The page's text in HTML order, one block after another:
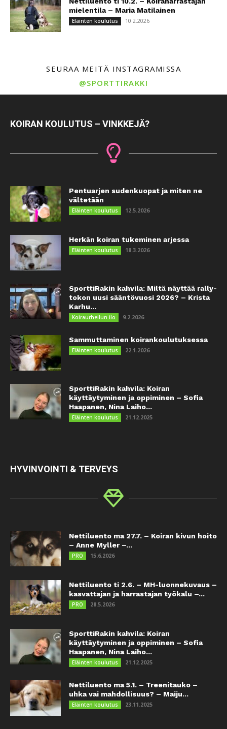
mielentila – Maria Matilainen
Eläinten koulutus 10.2.2026
SEURAA MEITÄ INSTAGRAMISSA
@SPORTTIRAKKI
KOIRAN KOULUTUS – VINKKEJÄ?
Pentuarjen sudenkuopat ja miten ne
vältetään
Eläinten koulutus 12.5.2026
Herkän koiran tukeminen arjessa
Eläinten koulutus 18.3.2026
SporttiRakin kahvila: Miltä näyttää rally-
tokon uusi sääntövuosi 2026? – Krista
Karhu...
Koiraurheilun ilo 9.2.2026
Sammuttaminen koirankoulutuksessa
Eläinten koulutus 22.1.2026
SporttiRakin kahvila: Koiran
käyttäytyminen ja oppiminen – Sofia
Haapanen, Nina Laiho...
Eläinten koulutus 21.12.2025
HYVINVOINTI & TERVEYS
Nettiluento ma 27.7. – Koiran kivun hoito
– Anne Myller –...
PRO 15.6.2026
Nettiluento ti 2.6. – MH-luonnekuvaus –
kasvattajan ja harrastajan työkalu –...
PRO 28.5.2026
SporttiRakin kahvila: Koiran
käyttäytyminen ja oppiminen – Sofia
Haapanen, Nina Laiho...
Eläinten koulutus 21.12.2025
Nettiluento ma 5.1. – Treenitauko –
uhka vai mahdollisuus? – Maiju...
Eläinten koulutus 23.11.2025